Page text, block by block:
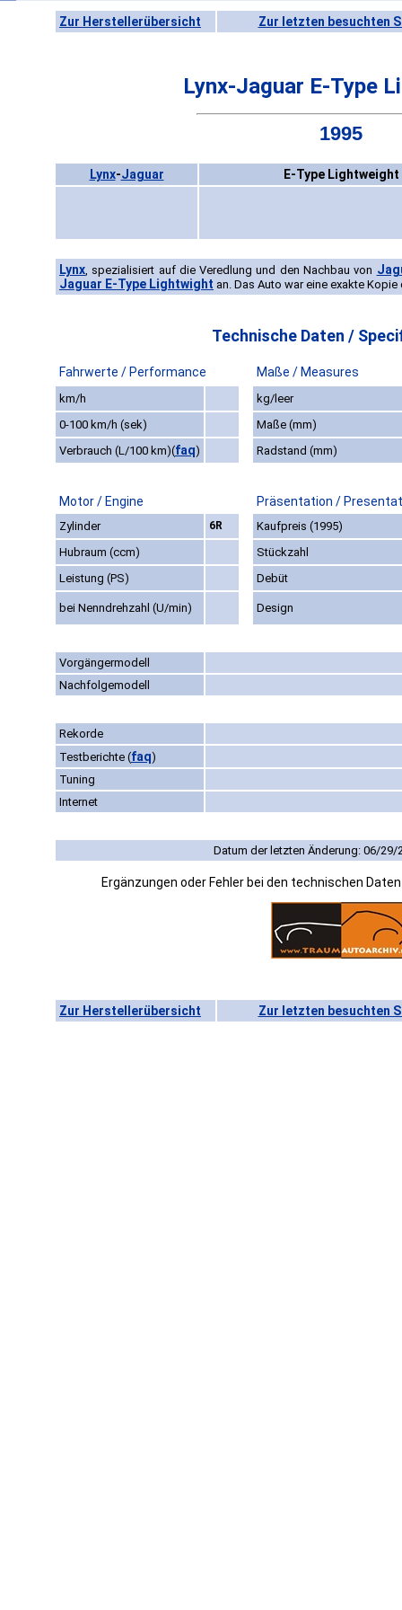
Zur Herstellerübersicht Zur letzten besuchten
Lynx-Jaguar E-Type
1995
Lynx-Jaguar E-Type Lightweight
Lynx, spezialisiert auf die Veredlung und den Nachbau von
Jaguar E-Type Lightwight an. Das Auto war eine exakte Kopie
Technische Daten /
Fahrwerte / Performance Maße / Measures
km/h
kg/leer
0-100 km/h (sek)
Maße (mm)
Verbrauch (L/100 km)(faq) Radstand (mm)
Motor / Engine Präsentation /
Zylinder 6R
Kaufpreis (1995)
Hubraum (ccm)
Stückzahl
Leistung (PS)
Debüt
bei Nenndrehzahl (U/min) Design
Vorgängermodell
Nachfolgemodell
Rekorde
Testberichte (faq)
Tuning
Internet
Datum der letzten Änderung: 06/29/
Ergänzungen oder Fehler bei den technischen
Zur Herstellerübersicht Zur letzten besuchten